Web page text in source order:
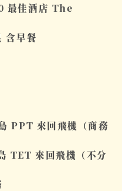
最佳酒店 The
含早餐
PPT 來回飛機（商務
TET 來回飛機（不分